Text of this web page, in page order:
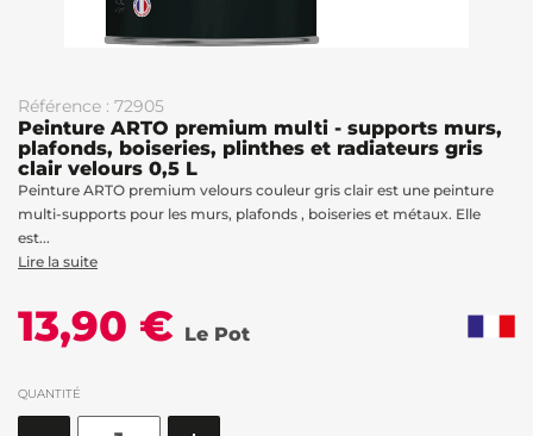
Référence : 72905
Peinture ARTO premium multi - supports murs,
plafonds, boiseries, plinthes et radiateurs gris
clair velours 0,5 L
Peinture ARTO premium velours couleur gris clair est une peinture
multi-supports pour les murs, plafonds , boiseries et métaux. Elle
est...
Lire la suite
13,90 € Le Pot
QUANTITÉ